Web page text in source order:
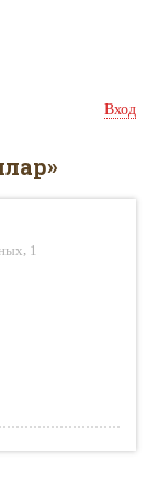
Вход
1